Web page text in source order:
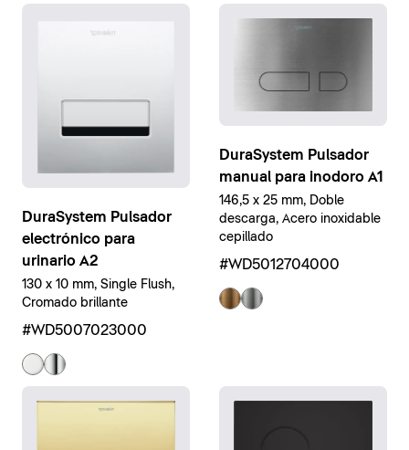
DuraSystem Pulsador
electrónico para
urinario A2
130 x 10 mm, Single Flush,
Cromado brillante
#WD5007023000
DuraSystem Pulsador
manual para inodoro A1
146,5 x 25 mm, Doble
descarga, Acero inoxidable
cepillado
#WD5012704000